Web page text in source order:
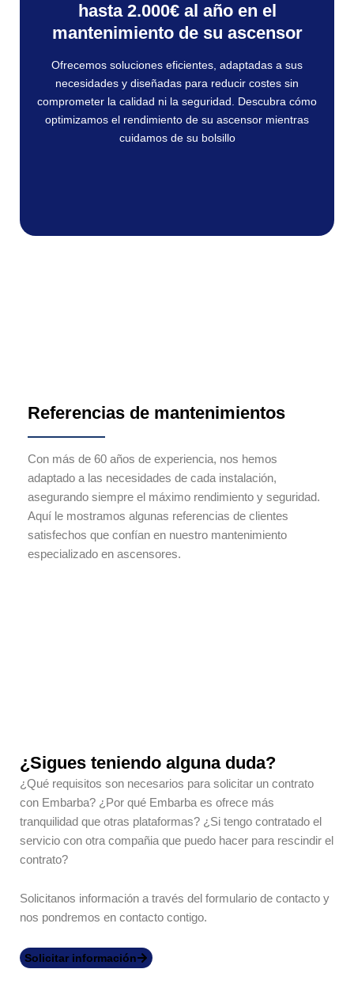
hasta 2.000€ al año en el
mantenimiento de su ascensor
Ofrecemos soluciones eficientes, adaptadas a sus
necesidades y diseñadas para reducir costes sin
comprometer la calidad ni la seguridad. Descubra cómo
optimizamos el rendimiento de su ascensor mientras
cuidamos de su bolsillo
Referencias de mantenimientos
Con más de 60 años de experiencia, nos hemos
adaptado a las necesidades de cada instalación,
asegurando siempre el máximo rendimiento y seguridad.
Aquí le mostramos algunas referencias de clientes
satisfechos que confían en nuestro mantenimiento
especializado en ascensores.
¿Sigues teniendo alguna duda?
¿Qué requisitos son necesarios para solicitar un contrato
con Embarba? ¿Por qué Embarba es ofrece más
tranquilidad que otras plataformas? ¿Si tengo contratado el
servicio con otra compañia que puedo hacer para rescindir el
contrato?
Solicitanos información a través del formulario de contacto y
nos pondremos en contacto contigo.
Solicitar información